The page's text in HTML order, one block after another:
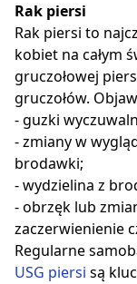
Rak piersi
Rak piersi to
kobiet na całym
gruczołowej
gruczołów.
- guzki
- zmiany w
brodawki;
- wydzielina z
- obrzęk lub
zaczerwienienie
Regularne
USG piersi są